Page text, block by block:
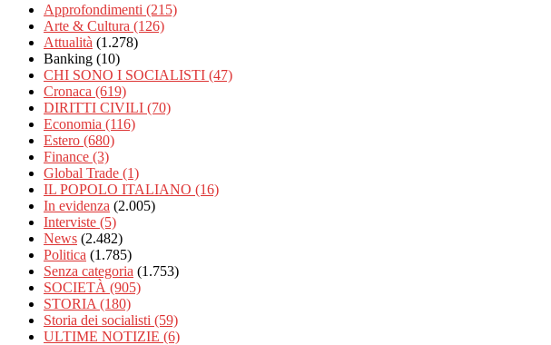
Approfondimenti (215)
Arte & Cultura (126)
Attualità (1.278)
Banking (10)
CHI SONO I SOCIALISTI (47)
Cronaca (619)
DIRITTI CIVILI (70)
Economia (116)
Estero (680)
Finance (3)
Global Trade (1)
IL POPOLO ITALIANO (16)
In evidenza (2.005)
Interviste (5)
News (2.482)
Politica (1.785)
Senza categoria (1.753)
SOCIETÀ (905)
STORIA (180)
Storia dei socialisti (59)
ULTIME NOTIZIE (6)